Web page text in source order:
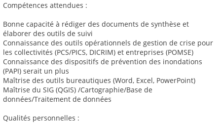
Compétences attendues :
Bonne capacité à rédiger des documents de synthèse et
élaborer des outils de suivi
Connaissance des outils opérationnels de gestion de crise pour
les collectivités (PCS/PICS, DICRIM) et entreprises (POMSE)
Connaissance des dispositifs de prévention des inondations
(PAPI) serait un plus
Maîtrise des outils bureautiques (Word, Excel, PowerPoint)
Maîtrise du SIG (QGIS) /Cartographie/Base de
données/Traitement de données
Qualités personnelles :